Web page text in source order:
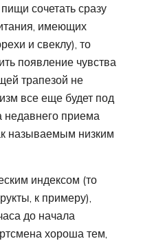
сочетать сразу
имеющих
и свеклу), то
появление чувства
трапезой не
все еще будет под
недавнего приема
называемым низким
индексом (то
к примеру),
до начала
хороша тем,